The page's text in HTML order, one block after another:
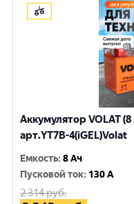
Аккумулятор VOLAT
арт.YT7B-4(iGEL)Volat
Емкость:8 Ач
Пусковой ток: 130 A
2 314руб.